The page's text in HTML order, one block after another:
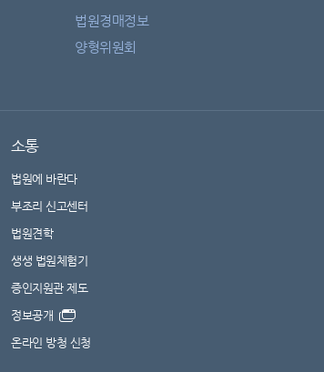
법원경매정보
양형위원회
소통
법원에 바란다
부조리 신고센터
법원견학
생생 법원체험기
증인지원관 제도
정보공개
온라인 방청 신청